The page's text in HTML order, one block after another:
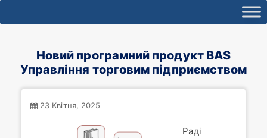
Новий програмний продукт BAS
Управління торговим підприємством
23 Квітня, 2025
Раді